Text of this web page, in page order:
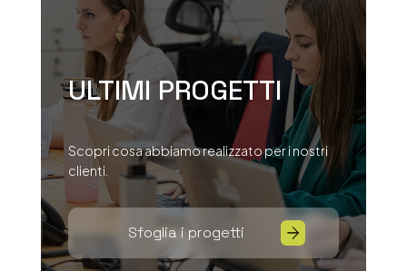
ULTIMI PROGETTI
Scopri cosa abbiamo realizzato per i nostri
clienti.
Sfoglia i progetti